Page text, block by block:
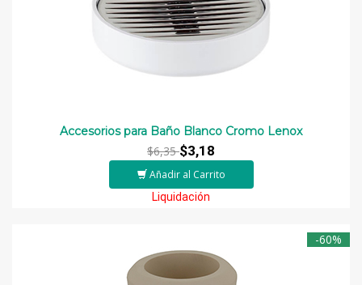
Accesorios para Baño Blanco Cromo Lenox
$6,35$3,18
Añadir al Carrito
Liquidación
-60%